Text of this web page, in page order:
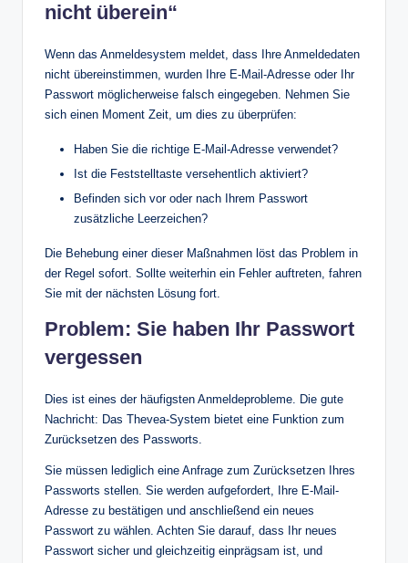
nicht überein“
Wenn das Anmeldesystem meldet, dass Ihre Anmeldedaten
nicht übereinstimmen, wurden Ihre E-Mail-Adresse oder Ihr
Passwort möglicherweise falsch eingegeben. Nehmen Sie
sich einen Moment Zeit, um dies zu überprüfen:
Haben Sie die richtige E-Mail-Adresse verwendet?
Ist die Feststelltaste versehentlich aktiviert?
Befinden sich vor oder nach Ihrem Passwort
zusätzliche Leerzeichen?
Die Behebung einer dieser Maßnahmen löst das Problem in
der Regel sofort. Sollte weiterhin ein Fehler auftreten, fahren
Sie mit der nächsten Lösung fort.
Problem: Sie haben Ihr Passwort
vergessen
Dies ist eines der häufigsten Anmeldeprobleme. Die gute
Nachricht: Das Thevea-System bietet eine Funktion zum
Zurücksetzen des Passworts.
Sie müssen lediglich eine Anfrage zum Zurücksetzen Ihres
Passworts stellen. Sie werden aufgefordert, Ihre E-Mail-
Adresse zu bestätigen und anschließend ein neues
Passwort zu wählen. Achten Sie darauf, dass Ihr neues
Passwort sicher und gleichzeitig einprägsam ist, und